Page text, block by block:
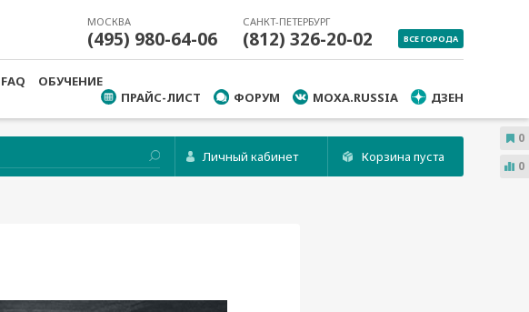
МОСКВА
(495) 980-64-06
САНКТ-ПЕТЕРБУРГ
(812) 326-20-02 ВСЕ ГОРОДА
FAQ
ОБУЧЕНИЕ
ПРАЙС-ЛИСТ
ФОРУМ MOXA.RUSSIA ДЗЕН
Личный кабинет Корзина пуста
0
0